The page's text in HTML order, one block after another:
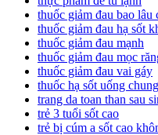
thuốc giảm đau bao lâu
thuốc giảm đau hạ sốt
thuốc giảm đau mạnh
thuốc giảm đau mọc
thuốc giảm đau vai gáy
thuốc hạ sốt uống
trang da toan than sau
trẻ 3 tuổi sốt cao
trẻ bị cúm a sốt cao